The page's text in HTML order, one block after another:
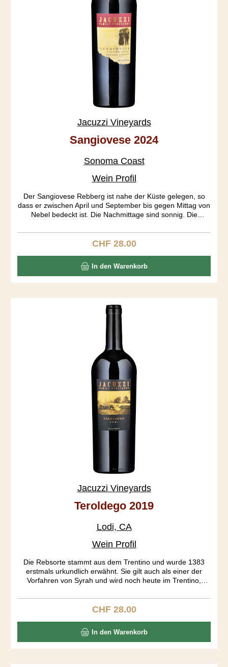
Jacuzzi Vineyards
Sangiovese 2024
Sonoma Coast
Wein Profil
Der Sangiovese Rebberg ist nahe der Küste gelegen, so
dass er zwischen April und September bis gegen Mittag von
Nebel bedeckt ist. Die Nachmittage sind sonnig. Die
was eine Ernte bis Ende Oktober ermöglicht. Das Resultat
sind optimal ausgereifte Trauben. Die Fermentierung dauert
Wein ist wunderbar aromatisch, zeigt sich frischbeerig,
rosig, brombeerig und pilzig. Der Körper ist mittelschwer,
der Abgang lang und elegant.
Regulärer Preis:
CHF 28.00
In den Warenkorb
Jacuzzi Vineyards
Teroldego 2019
Lodi, CA
Wein Profil
Die Rebsorte stammt aus dem Trentino und wurde 1383
erstmals urkundlich erwähnt. Sie gilt auch als einer der
Vorfahren von Syrah und wird noch heute im Trentino,
wie eine Urgewalt. Sehr dunkel in der Farbe, geheimnisvoll
im Charakter. Ein spezielles Tannin, unglaublich dichte
vibrierende Säure lassen die gefälligen Weine aus den
Grossverteilern weit hinter sich. Sensationell zu Lamm.
Regulärer Preis:
CHF 28.00
In den Warenkorb